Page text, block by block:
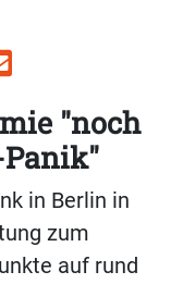
"noch
in Berlin in
zum
auf rund